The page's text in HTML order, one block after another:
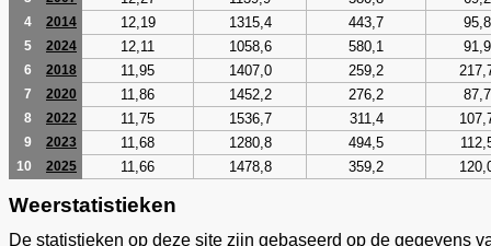
4 2014 12,19 1315,4 443,7 95,8
5 2024 12,11 1058,6 580,1 91,9
6 2018 11,95 1407,0 259,2
7 2020 11,86 1452,2 276,2 87,7
8 2022 11,75 1536,7 311,4
9 2023 11,68 1280,8 494,5
10 2025 11,66 1478,8 359,2
Weerstatistieken
De statistieken op deze site zijn gebaseerd op de gegevens